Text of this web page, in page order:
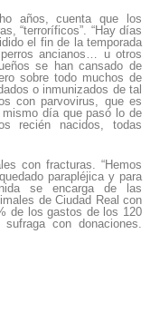
años, cuenta que los
“terroríficos”. “Hay días
el fin de la temporada
ancianos… u otros
se han cansado de
sobre todo muchos de
o inmunizados de tal
con parvovirus, que es
día que pasó lo de
recién nacidos, todas
con fracturas. “Hemos
parapléjica y para
se encarga de las
de Ciudad Real con
de los gastos de los 120
con donaciones.